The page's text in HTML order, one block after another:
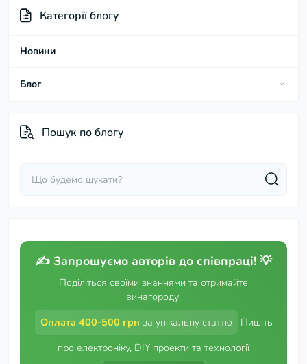
Категорії блогу
Новини
Блог
Новини партнерів
Пошук по блогу
✍️ Запрошуємо авторів до співпраці! 💡
Поділіться своїми знаннями та отримайте
винагороду!
Оплата 400-500 грн за унікальну статтю
Пишіть
про електроніку, DIY проекти та технології